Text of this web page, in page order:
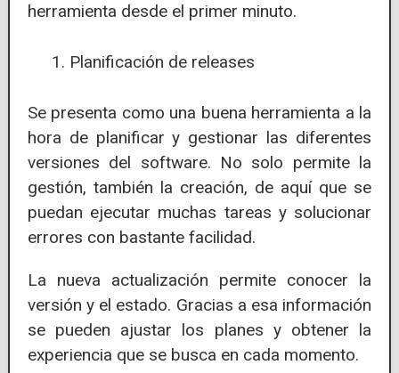
herramienta desde el primer minuto.
Planificación de releases
Se presenta como una buena herramienta a la
hora de planificar y gestionar las diferentes
versiones del software. No solo permite la
gestión, también la creación, de aquí que se
puedan ejecutar muchas tareas y solucionar
errores con bastante facilidad.
La nueva actualización permite conocer la
versión y el estado. Gracias a esa información
se pueden ajustar los planes y obtener la
experiencia que se busca en cada momento.